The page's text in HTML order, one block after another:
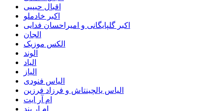
اقبال حبیبی
اکبر خادملو
اکبر گلپایگانی و امیراحسان فدایی
الجان
الکس موزیک
الوند
الیاد
الیاز
الیاس فنودی
الیاس یالچینتاش و فرزاد فرزین
ام آر ایت
ام‌ ار بند